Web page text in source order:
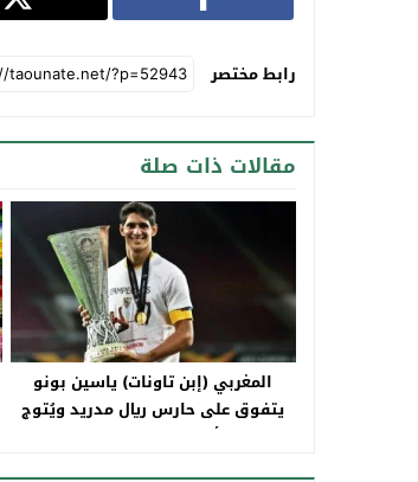
رابط مختصر
مقالات ذات صلة
المغربي (إبن تاونات) ياسين بونو
يتفوق على حارس ريال مدريد ويُتوج
بلقب أفضل حارس في “الليغا”